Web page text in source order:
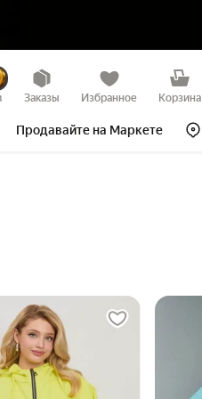
Заказы Избранное Корзина
Продавайте на Маркете